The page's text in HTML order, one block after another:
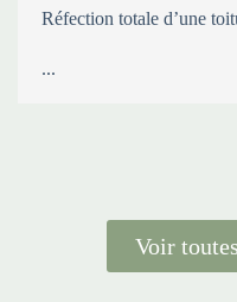
Réfection totale d’une
...
Voir